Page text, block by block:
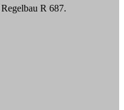
R 687.